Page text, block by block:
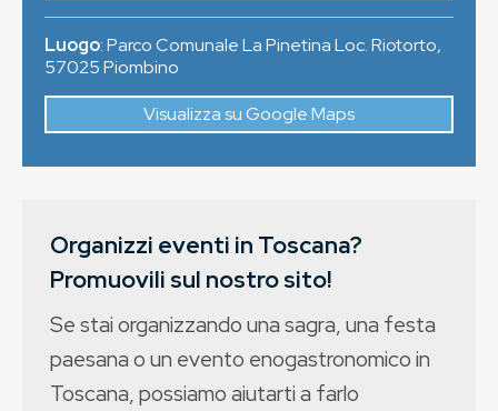
Luogo:Parco Comunale La Pinetina Loc. Riotorto,
57025Piombino
Visualizza su Google Maps
Organizzi eventi in Toscana?
Promuovili sul nostro sito!
Se stai organizzando una sagra, una festa
paesana o un evento enogastronomico in
Toscana, possiamo aiutarti a farlo